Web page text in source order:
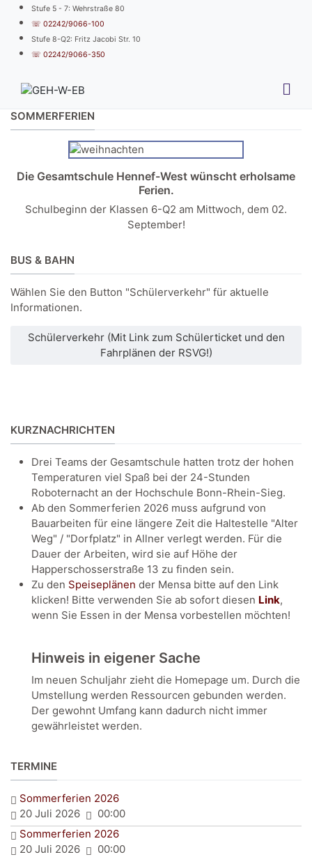
Stufe 5 - 7: Wehrstraße 80
☏ 02242/9066-100
Stufe 8-Q2: Fritz Jacobi Str. 10
☏ 02242/9066-350
SOMMERFERIEN
Die Gesamtschule Hennef-West wünscht erholsame
Ferien.
Schulbeginn der Klassen 6-Q2 am Mittwoch, dem 02.
September!
BUS & BAHN
Wählen Sie den Button "Schülerverkehr" für aktuelle
Informationen.
Schülerverkehr (Mit Link zum Schülerticket und den
Fahrplänen der RSVG!)
KURZNACHRICHTEN
Drei Teams der Gesamtschule hatten trotz der hohen
Temperaturen viel Spaß bei der 24-Stunden
Roboternacht an der Hochschule Bonn-Rhein-Sieg.
Ab den Sommerferien 2026 muss aufgrund von
Bauarbeiten für eine längere Zeit die Haltestelle "Alter
Weg" / "Dorfplatz" in Allner verlegt werden. Für die
Dauer der Arbeiten, wird sie auf Höhe der
Happerschosserstraße 13 zu finden sein.
Zu den Speiseplänen der Mensa bitte auf den Link
klicken! Bitte verwenden Sie ab sofort diesen Link,
wenn Sie Essen in der Mensa vorbestellen möchten!
Hinweis in eigener Sache
Im neuen Schuljahr zieht die Homepage um. Durch die
Umstellung werden Ressourcen gebunden werden.
Der gewohnt Umfang kann dadurch nicht immer
gewährleistet werden.
TERMINE
Sommerferien 2026
20 Juli 2026
00:00
Sommerferien 2026
20 Juli 2026
00:00